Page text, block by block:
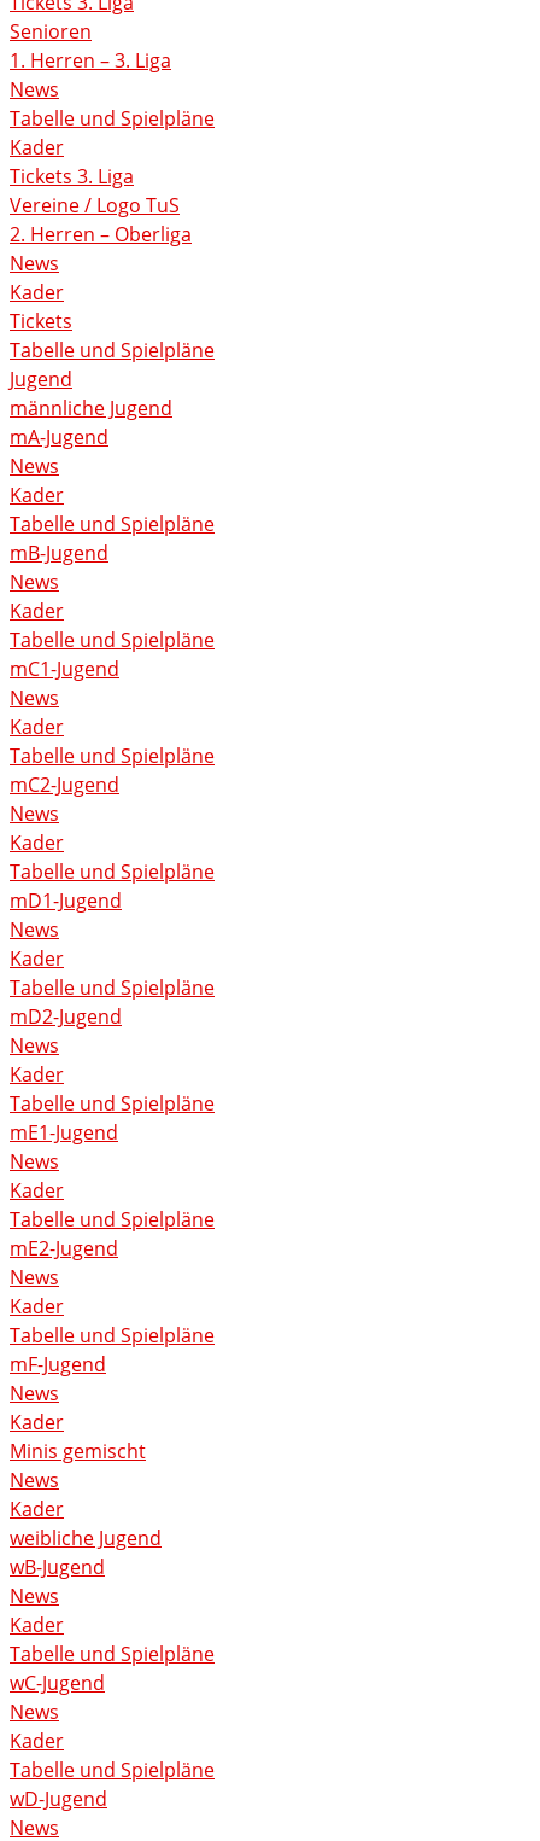
Senioren
1. Herren – 3. Liga
News
Tabelle und Spielpläne
Kader
Tickets 3. Liga
Vereine / Logo TuS
2. Herren – Oberliga
News
Kader
Tickets
Tabelle und Spielpläne
Jugend
männliche Jugend
mA-Jugend
News
Kader
Tabelle und Spielpläne
mB-Jugend
News
Kader
Tabelle und Spielpläne
mC1-Jugend
News
Kader
Tabelle und Spielpläne
mC2-Jugend
News
Kader
Tabelle und Spielpläne
mD1-Jugend
News
Kader
Tabelle und Spielpläne
mD2-Jugend
News
Kader
Tabelle und Spielpläne
mE1-Jugend
News
Kader
Tabelle und Spielpläne
mE2-Jugend
News
Kader
Tabelle und Spielpläne
mF-Jugend
News
Kader
Minis gemischt
News
Kader
weibliche Jugend
wB-Jugend
News
Kader
Tabelle und Spielpläne
wC-Jugend
News
Kader
Tabelle und Spielpläne
wD-Jugend
News